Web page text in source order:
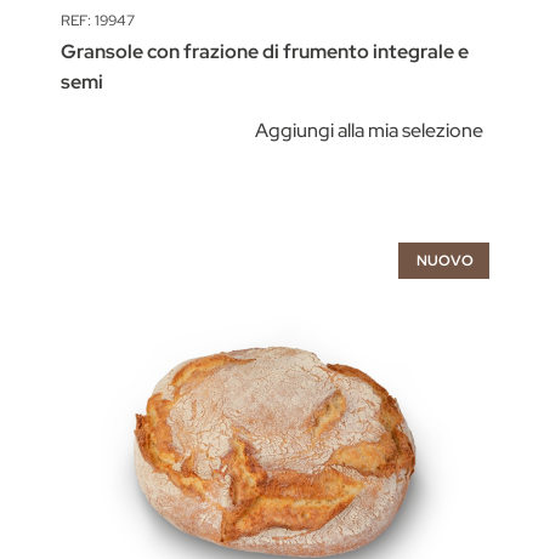
REF: 19947
Gransole con frazione di frumento integrale e
semi
Aggiungi alla mia selezione
NUOVO